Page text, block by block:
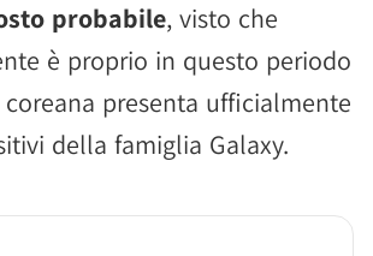
probabile, visto che
è proprio in questo periodo
presenta ufficialmente
della famiglia Galaxy.